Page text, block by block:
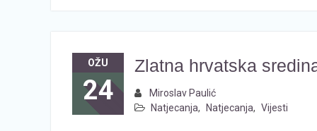
OŽU
24
Zlatna hrvatska
Miroslav Paulić
Natjecanja, Natjecanja, Vijesti